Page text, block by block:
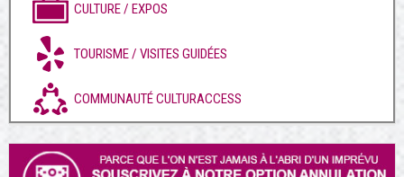
CULTURE / EXPOS
TOURISME / VISITES GUIDÉES
COMMUNAUTÉ CULTURACCESS